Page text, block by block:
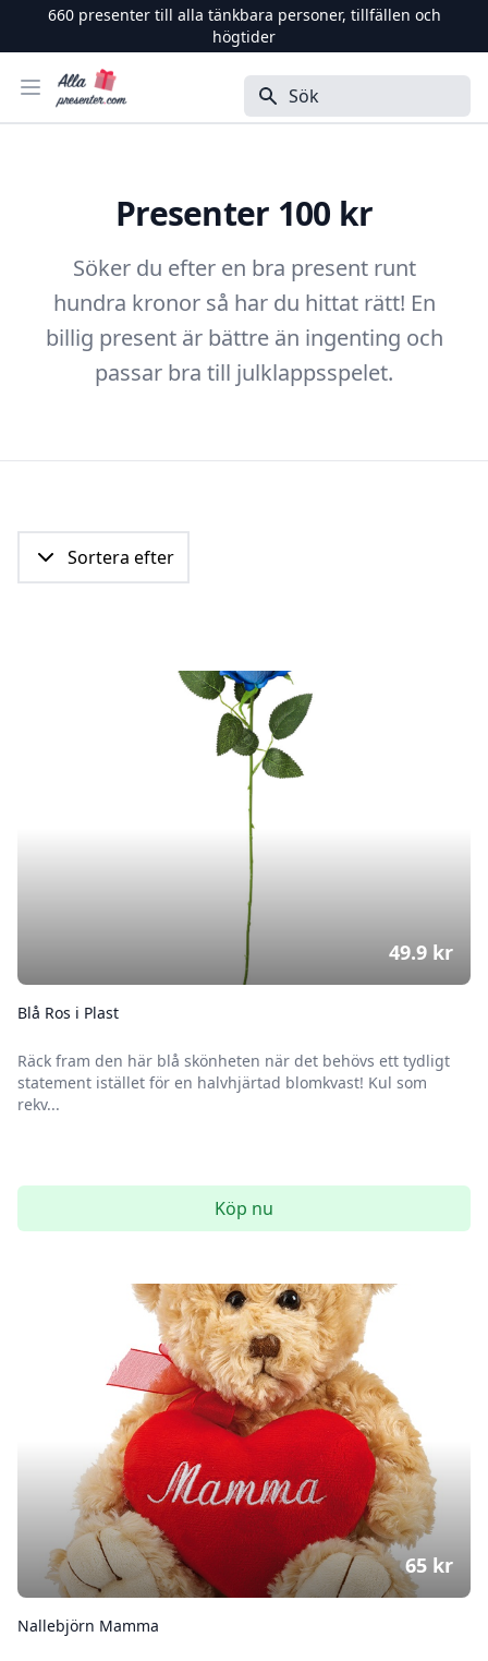
660presenter till alla tänkbara personer, tillfällen och
högtider
Öppna menyn
Alla Presenter Sök
Presenter 100 kr
Söker du efter en bra present runt
hundra kronor så har du hittat rätt! En
billig present är bättre än ingenting och
passar bra till julklappsspelet.
Sortera efter
Blå Ros i Plast
Räck fram den här blå skönheten när det behövs ett tydligt
statement istället för en halvhjärtad blomkvast! Kul som
rekv...
49.9 kr
Köp nu
Nallebjörn Mamma
65 kr